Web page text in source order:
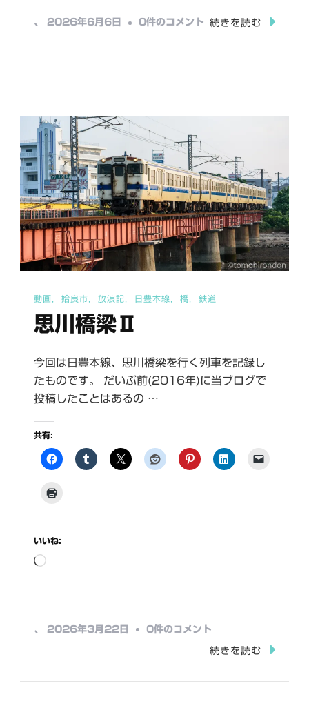
中…
、 2026年6月6日 日
駅
か
ら
鹿
児
島
駅
で）
0件のコメント 続きを読む
動画 姶良市 放浪記 日豊本線 橋 鉄道
思川橋梁Ⅱ
今回は日豊本線、思川橋梁を行く列車を記録し
たものです。 だいぶ前(2016年)に当ブログで
投稿したことはあるの …
共有:
いいね:
読
中…
、 2026年3月22日 思
0件のコメント
続きを読む